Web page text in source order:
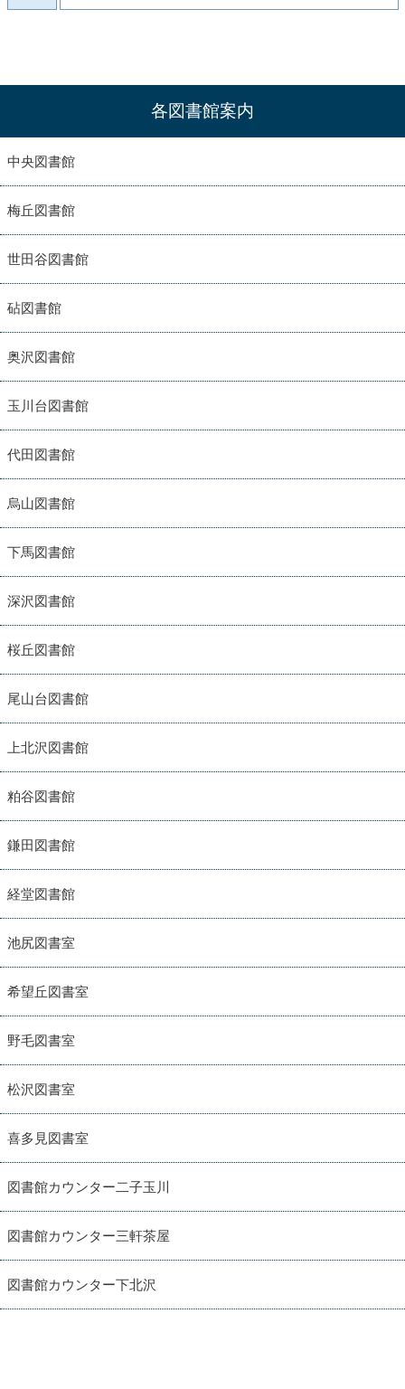
各図書館案内
中央図書館
梅丘図書館
世田谷図書館
砧図書館
奥沢図書館
玉川台図書館
代田図書館
烏山図書館
下馬図書館
深沢図書館
桜丘図書館
尾山台図書館
上北沢図書館
粕谷図書館
鎌田図書館
経堂図書館
池尻図書室
希望丘図書室
野毛図書室
松沢図書室
喜多見図書室
図書館カウンター二子玉川
図書館カウンター三軒茶屋
図書館カウンター下北沢